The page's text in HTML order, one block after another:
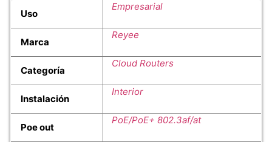
Uso
Empresarial
Marca
Reyee
Categoría
Cloud Routers
Instalación
Interior
Poe out
PoE/PoE+ 802.3af/at